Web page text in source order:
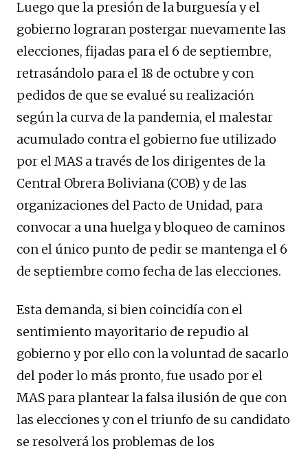
Luego que la presión de la burguesía y el
gobierno lograran postergar nuevamente las
elecciones, fijadas para el 6 de septiembre,
retrasándolo para el 18 de octubre y con
pedidos de que se evalué su realización
según la curva de la pandemia, el malestar
acumulado contra el gobierno fue utilizado
por el MAS a través de los dirigentes de la
Central Obrera Boliviana (COB) y de las
organizaciones del Pacto de Unidad, para
convocar a una huelga y bloqueo de caminos
con el único punto de pedir se mantenga el 6
de septiembre como fecha de las elecciones.
Esta demanda, si bien coincidía con el
sentimiento mayoritario de repudio al
gobierno y por ello con la voluntad de sacarlo
del poder lo más pronto, fue usado por el
MAS para plantear la falsa ilusión de que con
las elecciones y con el triunfo de su candidato
se resolverá los problemas de los